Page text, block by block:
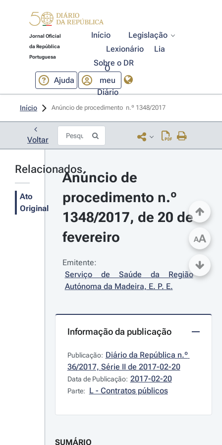
Jornal Oficial
da República
Portuguesa
Início
Legislação
Lexionário
Lia
Sobre o DR
Ajuda
O
meu
Diário
Início Anúncio de procedimento  n.º 1348/2017
Voltar
Relacionados
Ato
Original
Anúncio de
procedimento n.º
1348/2017, de 20 de
fevereiro
Emitente:
Serviço de Saúde da Região
Autónoma da Madeira, E. P. E.
Informação da publicação
Publicação: Diário da República n.º
36/2017, Série II de 2017-02-20
Data de Publicação: 2017-02-20
Parte: L - Contratos públicos
SUMÁRIO
AA